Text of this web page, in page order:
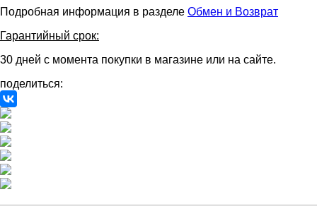
Подробная информация в разделе Обмен и Возврат
Гарантийный срок:
30 дней с момента покупки в магазине или на сайте.
поделиться: